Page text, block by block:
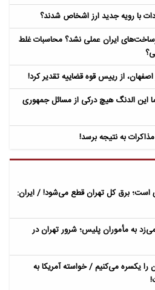
با رویه جدید ارز اشخاص شدند؟
ایران عملی نشد؟ محاسبات غلط
از رییس قوه قضاییه تقدیر کرد!
این الدنگ هیچ درکی از مسائل جمهوری
به نتیجه برسد!
است؛ برق کل تهران قطع می‌شود! / ایران:
به مأموران پلیس؛ شرور تهران در
را یکسره می‌کنیم / خواسته آمریکا به